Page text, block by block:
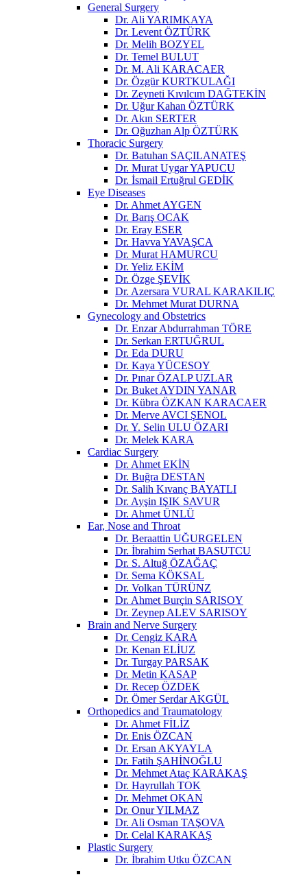
General Surgery
Dr. Ali YARIMKAYA
Dr. Levent ÖZTÜRK
Dr. Melih BOZYEL
Dr. Temel BULUT
Dr. M. Ali KARACAER
Dr. Özgür KURTKULAĞI
Dr. Zeyneti Kıvılcım DAĞTEKİN
Dr. Uğur Kahan ÖZTÜRK
Dr. Akın SERTER
Dr. Oğuzhan Alp ÖZTÜRK
Thoracic Surgery
Dr. Batuhan SAÇILANATEŞ
Dr. Murat Uygar YAPUCU
Dr. İsmail Ertuğrul GEDİK
Eye Diseases
Dr. Ahmet AYGEN
Dr. Barış OCAK
Dr. Eray ESER
Dr. Havva YAVAŞCA
Dr. Murat HAMURCU
Dr. Yeliz EKİM
Dr. Özge ŞEVİK
Dr. Azersara VURAL KARAKILIÇ
Dr. Mehmet Murat DURNA
Gynecology and Obstetrics
Dr. Enzar Abdurrahman TÖRE
Dr. Serkan ERTUĞRUL
Dr. Eda DURU
Dr. Kaya YÜCESOY
Dr. Pınar ÖZALP UZLAR
Dr. Buket AYDIN YANAR
Dr. Kübra ÖZKAN KARACAER
Dr. Merve AVCI ŞENOL
Dr. Y. Selin ULU ÖZARI
Dr. Melek KARA
Cardiac Surgery
Dr. Ahmet EKİN
Dr. Buğra DESTAN
Dr. Salih Kıvanç BAYATLI
Dr. Ayşin IŞIK SAVUR
Dr. Ahmet ÜNLÜ
Ear, Nose and Throat
Dr. Beraattin UĞURGELEN
Dr. İbrahim Serhat BASUTCU
Dr. S. Altuğ ÖZAĞAÇ
Dr. Sema KÖKSAL
Dr. Volkan TÜRÜNZ
Dr. Ahmet Burçin SARISOY
Dr. Zeynep ALEV SARISOY
Brain and Nerve Surgery
Dr. Cengiz KARA
Dr. Kenan ELİUZ
Dr. Turgay PARSAK
Dr. Metin KASAP
Dr. Recep ÖZDEK
Dr. Ömer Serdar AKGÜL
Orthopedics and Traumatology
Dr. Ahmet FİLİZ
Dr. Enis ÖZCAN
Dr. Ersan AKYAYLA
Dr. Fatih ŞAHİNOĞLU
Dr. Mehmet Ataç KARAKAŞ
Dr. Hayrullah TOK
Dr. Mehmet OKAN
Dr. Onur YILMAZ
Dr. Ali Osman TAŞOVA
Dr. Celal KARAKAŞ
Plastic Surgery
Dr. İbrahim Utku ÖZCAN